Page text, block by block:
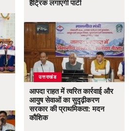
हैट्रिक लगाएगी पार्टी
उत्तराखंड
आपदा राहत में त्वरित कार्रवाई और
आयुष सेवाओं का सुदृढ़ीकरण
सरकार की प्राथमिकता: मदन
कौशिक